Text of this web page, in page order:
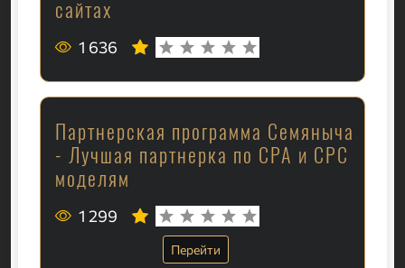
сайтах
1 636
Партнерская программа Семяныча
- Лучшая партнерка по CPA и CPC
моделям
1 299
Перейти